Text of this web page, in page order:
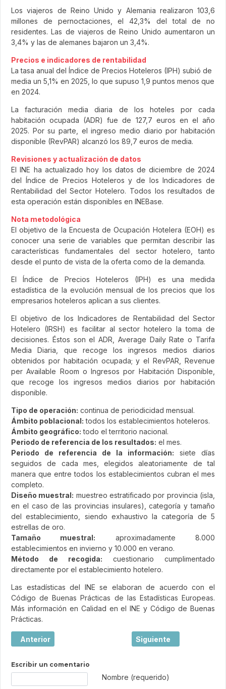
Los viajeros de Reino Unido y Alemania realizaron 103,6
millones de pernoctaciones, el 42,3% del total de no
residentes. Las de viajeros de Reino Unido aumentaron un
3,4% y las de alemanes bajaron un 3,4%.
Precios e indicadores de rentabilidad
La tasa anual del Índice de Precios Hoteleros (IPH) subió de
media un 5,1% en 2025, lo que supuso 1,9 puntos menos que
en 2024.
La facturación media diaria de los hoteles por cada
habitación ocupada (ADR) fue de 127,7 euros en el año
2025. Por su parte, el ingreso medio diario por habitación
disponible (RevPAR) alcanzó los 89,7 euros de media.
Revisiones y actualización de datos
El INE ha actualizado hoy los datos de diciembre de 2024
del Índice de Precios Hoteleros y de los Indicadores de
Rentabilidad del Sector Hotelero. Todos los resultados de
esta operación están disponibles en INEBase.
Nota metodológica
El objetivo de la Encuesta de Ocupación Hotelera (EOH) es
conocer una serie de variables que permitan describir las
características fundamentales del sector hotelero, tanto
desde el punto de vista de la oferta como de la demanda.
El Índice de Precios Hoteleros (IPH) es una medida
estadística de la evolución mensual de los precios que los
empresarios hoteleros aplican a sus clientes.
El objetivo de los Indicadores de Rentabilidad del Sector
Hotelero (IRSH) es facilitar al sector hotelero la toma de
decisiones. Éstos son el ADR, Average Daily Rate o Tarifa
Media Diaria, que recoge los ingresos medios diarios
obtenidos por habitación ocupada; y el RevPAR, Revenue
per Available Room o Ingresos por Habitación Disponible,
que recoge los ingresos medios diarios por habitación
disponible.
Tipo de operación: continua de periodicidad mensual.
Ámbito poblacional: todos los establecimientos hoteleros.
Ámbito geográfico: todo el territorio nacional.
Periodo de referencia de los resultados: el mes.
Periodo de referencia de la información: siete días
seguidos de cada mes, elegidos aleatoriamente de tal
manera que entre todos los establecimientos cubran el mes
completo.
Diseño muestral: muestreo estratificado por provincia (isla,
en el caso de las provincias insulares), categoría y tamaño
del establecimiento, siendo exhaustivo la categoría de 5
estrellas de oro.
Tamaño muestral: aproximadamente 8.000
establecimientos en invierno y 10.000 en verano.
Método de recogida: cuestionario cumplimentado
directamente por el establecimiento hotelero.
Las estadísticas del INE se elaboran de acuerdo con el
Código de Buenas Prácticas de las Estadísticas Europeas.
Más información en Calidad en el INE y Código de Buenas
Prácticas.
Artículo anterior: Estadística de Movimientos Turísticos
Anterior Artículo siguiente:
Siguiente
Escribir un comentario
Nombre (requerido)